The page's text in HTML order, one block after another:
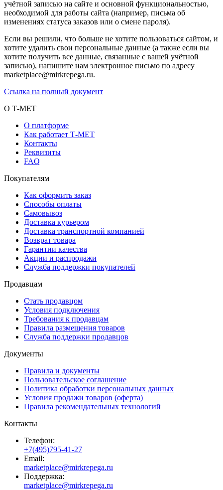
учётной записью на сайте и основной функциональностью,
необходимой для работы сайта (например, письма об
изменениях статуса заказов или о смене пароля).
Если вы решили, что больше не хотите пользоваться сайтом, и
хотите удалить свои персональные данные (а также если вы
хотите получить все данные, связанные с вашей учётной
записью), напишите нам электронное письмо по адресу
marketplace@mirkrepega.ru.
Ссылка на полный документ
О Т-МЕТ
О платформе
Как работает Т-МЕТ
Контакты
Реквизиты
FAQ
Покупателям
Как оформить заказ
Способы оплаты
Самовывоз
Доставка курьером
Доставка транспортной компанией
Возврат товара
Гарантии качества
Акции и распродажи
Служба поддержки покупателей
Продавцам
Стать продавцом
Условия подключения
Требования к продавцам
Правила размещения товаров
Служба поддержки продавцов
Документы
Правила и документы
Пользовательское соглашение
Политика обработки персональных данных
Условия продажи товаров (оферта)
Правила рекомендательных технологий
Контакты
Телефон:
+7(495)795-41-27
Email:
marketplace@mirkrepega.ru
Поддержка:
marketplace@mirkrepega.ru